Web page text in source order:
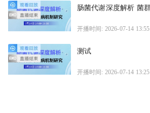
肠菌代谢深度解析 菌
开播时间: 2026-07-14 13:55
测试
开播时间: 2026-07-14 13:25